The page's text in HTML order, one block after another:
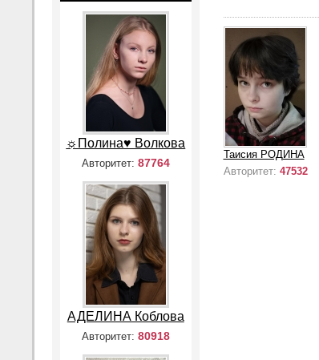
Таисия РОДИНА
Авторитет: 47532
☼Полина♥ Волкова
Авторитет: 87764
АДЕЛИНА Коблова
Авторитет: 80918